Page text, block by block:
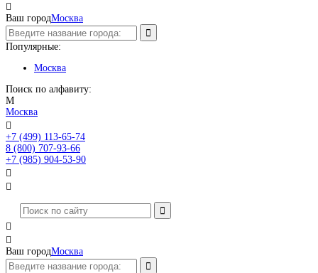

Ваш городМосква
Популярные:
Москва
Поиск по алфавиту:
М
Москва

+7 (499) 113-65-74
8 (800) 707-93-66
+7 (985) 904-53-90




Ваш городМосква